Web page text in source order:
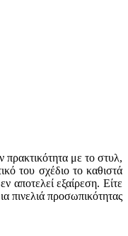
με το στυλ,
του σχέδιο το καθιστά
αποτελεί εξαίρεση. Είτε
πινελιά προσωπικότητας